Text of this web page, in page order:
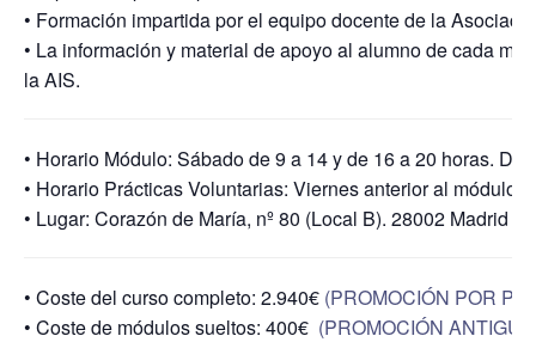
• Formación impartida por el equipo docente de la
• La información y material de apoyo al alumno de cada
la AIS.
• Horario Módulo: Sábado de 9 a 14 y de 16 a 20 horas.
• Horario Prácticas Voluntarias: Viernes anterior al módulo
• Lugar: Corazón de María, nº 80 (Local B). 28002 Madrid
• Coste del curso completo: 2.940€ (PROMOCIÓN POR
• Coste de módulos sueltos: 400€ (PROMOCIÓN